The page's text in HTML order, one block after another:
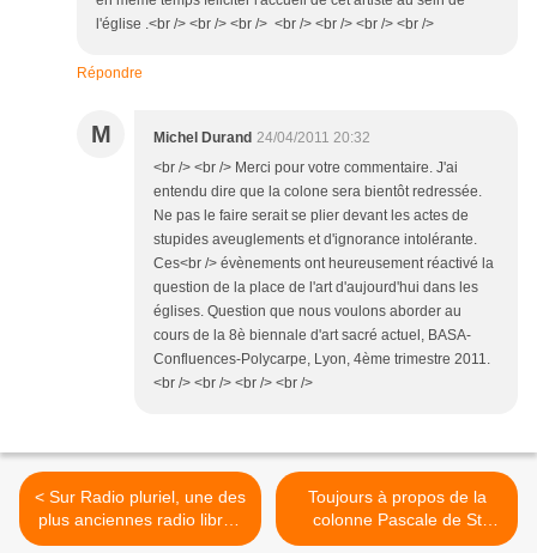
l'église .<br /> <br /> <br /> <br /> <br /> <br /> <br />
Répondre
M Michel Durand 24/04/2011 20:32
<br /> <br /> Merci pour votre commentaire. J'ai
entendu dire que la colone sera bientôt redressée.
Ne pas le faire serait se plier devant les actes de
stupides aveuglements et d'ignorance intolérante.
Ces<br /> évènements ont heureusement réactivé la
question de la place de l'art d'aujourd'hui dans les
églises. Question que nous voulons aborder au
cours de la 8è biennale d'art sacré actuel, BASA-
Confluences-Polycarpe, Lyon, 4ème trimestre 2011.
<br /> <br /> <br /> <br />
< Sur Radio pluriel, une des
plus anciennes radio libre -
3
Toujours à propos de la
colonne Pascale de St
Bonaventure >